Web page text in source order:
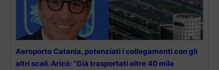
Aeroporto Catania, potenziati i collegamenti con gli
altri scali. Aricò: “Già trasportati oltre 40 mila